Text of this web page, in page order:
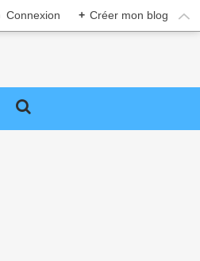
Connexion + Créer mon blog